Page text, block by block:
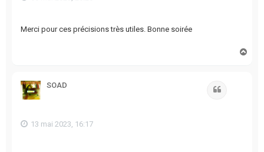
Merci pour ces précisions très utiles. Bonne soirée
SOAD
13 mai 2023, 16:17